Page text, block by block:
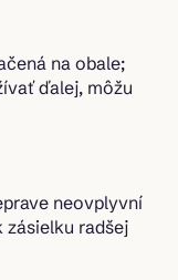
na obale;
ďalej, môžu
neovplyvní
radšej